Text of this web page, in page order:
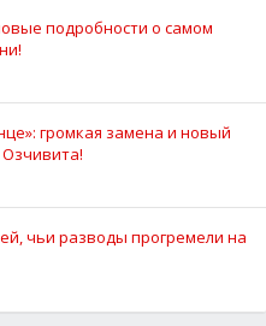
подробности о самом
громкая замена и новый
чьи разводы прогремели на